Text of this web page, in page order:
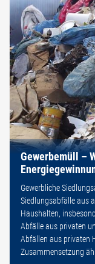
Gewerbemüll –
Gewerbliche
Siedlungsabfälle aus
Haushalten,
Abfälle aus privaten
Abfällen aus privaten
Zusammensetzung